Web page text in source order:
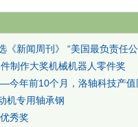
《新闻周刊》 “美国最负责任
制作大奖机械机器人零件奖
年前10个月，洛轴科技产值
机专用轴承钢
秀奖